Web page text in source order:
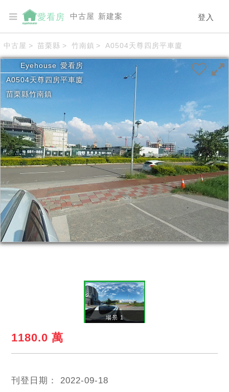
愛看房 登入
中古屋 新建案
中古屋 > 苗栗縣 > 竹南鎮 > A0504天尊四房平車廈
Eyehouse 愛看房
A0504天尊四房平車廈
苗栗縣竹南鎮
場景 1
1180.0 萬
刊登日期： 2022-09-18